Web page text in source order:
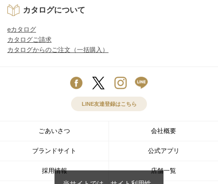
カタログについて
eカタログ
カタログご請求
カタログからのご注文（一括購入）
LINE友達登録はこちら
ごあいさつ 会社概要
ブランドサイト 公式アプリ
採用情報 店舗一覧